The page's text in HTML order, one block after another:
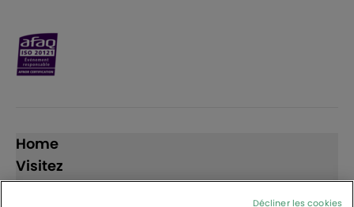
Home
Visitez
Exposez
Décliner les cookies